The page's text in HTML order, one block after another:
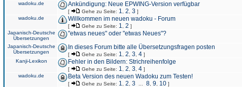
wadoku.de Ankündigung: Neue EPWING-Version verfügbar
[ Gehe zu Seite: 1 2 3 ]
wadoku.de Willkommen im neuen wadoku - Forum
[ Gehe zu Seite: 1 2 ]
Japanisch-Deutsche
Übersetzungen
"etwas neues" oder "etwas Neues"?
Japanisch-Deutsche
Übersetzungen
In dieses Forum bitte alle Übersetzungsfragen posten
[ Gehe zu Seite: 1 2 3 4 ]
Kanji-Lexikon Fehler in den Bildern: Strichreihenfolge
[ Gehe zu Seite: 1 2 3 4 ]
wadoku.de Beta Version des neuen Wadoku zum Testen!
[ Gehe zu Seite: 1 2 3 8 9 10 ]